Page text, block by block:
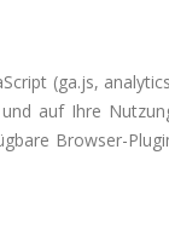
(ga.js,
auf Ihre
Browser-